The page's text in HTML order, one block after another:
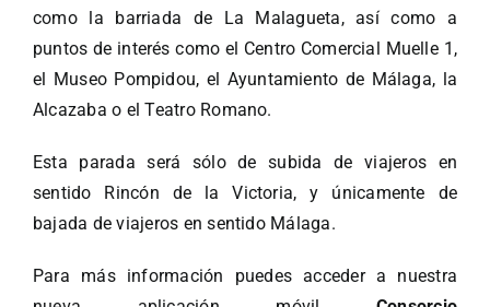
como la barriada de La Malagueta, así como a
puntos de interés como el Centro Comercial Muelle 1,
el Museo Pompidou, el Ayuntamiento de Málaga, la
Alcazaba o el Teatro Romano.
Esta parada será sólo de subida de viajeros en
sentido Rincón de la Victoria, y únicamente de
bajada de viajeros en sentido Málaga.
Para más información puedes acceder a nuestra